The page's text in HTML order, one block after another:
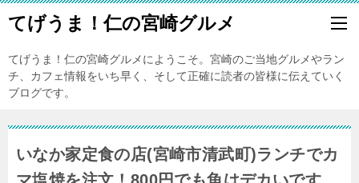
てげうま！仁の宮崎グルメ
てげうま！仁の宮崎グルメにようこそ。宮崎のご当地グルメやラン
チ、カフェ情報をいち早く、そして正確に読者の皆様に伝えていく
ブログです。
いなか家定食の店(宮崎市清武町)ランチでカ